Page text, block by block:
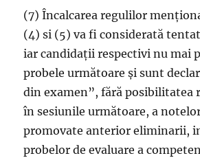
(7) Încalcarea regulilor
(4) si (5) va fi considerată
iar candidații respectivi nu mai
probele următoare și sunt
din examen”, fără posibilitatea
în sesiunile următoare, a
promovate anterior eliminarii,
probelor de evaluare a